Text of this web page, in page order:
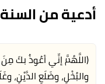
أدعية من
(اللَّهُمَّ إنِّي أعُوذُ بكَ مِنَ
والبُخْلِ، وضَلَعِ الدَّيْنِ،